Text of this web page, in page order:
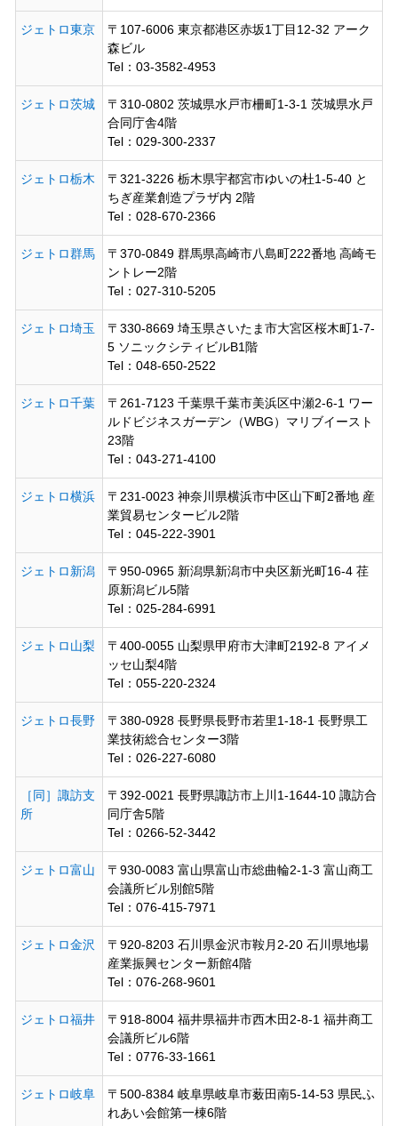
ジェトロ東京
〒107-6006 東京都港区赤坂1丁目12-32 アーク
森ビル
Tel：03-3582-4953
ジェトロ茨城
〒310-0802 茨城県水戸市柵町1-3-1 茨城県水戸
合同庁舎4階
Tel：029-300-2337
ジェトロ栃木
〒321-3226 栃木県宇都宮市ゆいの杜1-5-40 と
ちぎ産業創造プラザ内 2階
Tel：028-670-2366
ジェトロ群馬
〒370-0849 群馬県高崎市八島町222番地 高崎モ
ントレー2階
Tel：027-310-5205
ジェトロ埼玉
〒330-8669 埼玉県さいたま市大宮区桜木町1-7-
5 ソニックシティビルB1階
Tel：048-650-2522
ジェトロ千葉
〒261-7123 千葉県千葉市美浜区中瀬2-6-1 ワー
ルドビジネスガーデン（WBG）マリブイースト
23階
Tel：043-271-4100
ジェトロ横浜
〒231-0023 神奈川県横浜市中区山下町2番地 産
業貿易センタービル2階
Tel：045-222-3901
ジェトロ新潟
〒950-0965 新潟県新潟市中央区新光町16-4 荏
原新潟ビル5階
Tel：025-284-6991
ジェトロ山梨
〒400-0055 山梨県甲府市大津町2192-8 アイメ
ッセ山梨4階
Tel：055-220-2324
ジェトロ長野
〒380-0928 長野県長野市若里1-18-1 長野県工
業技術総合センター3階
Tel：026-227-6080
［同］諏訪支
所
〒392-0021 長野県諏訪市上川1-1644-10 諏訪合
同庁舎5階
Tel：0266-52-3442
ジェトロ富山
〒930-0083 富山県富山市総曲輪2-1-3 富山商工
会議所ビル別館5階
Tel：076-415-7971
ジェトロ金沢
〒920-8203 石川県金沢市鞍月2-20 石川県地場
産業振興センター新館4階
Tel：076-268-9601
ジェトロ福井
〒918-8004 福井県福井市西木田2-8-1 福井商工
会議所ビル6階
Tel：0776-33-1661
ジェトロ岐阜
〒500-8384 岐阜県岐阜市薮田南5-14-53 県民ふ
れあい会館第一棟6階